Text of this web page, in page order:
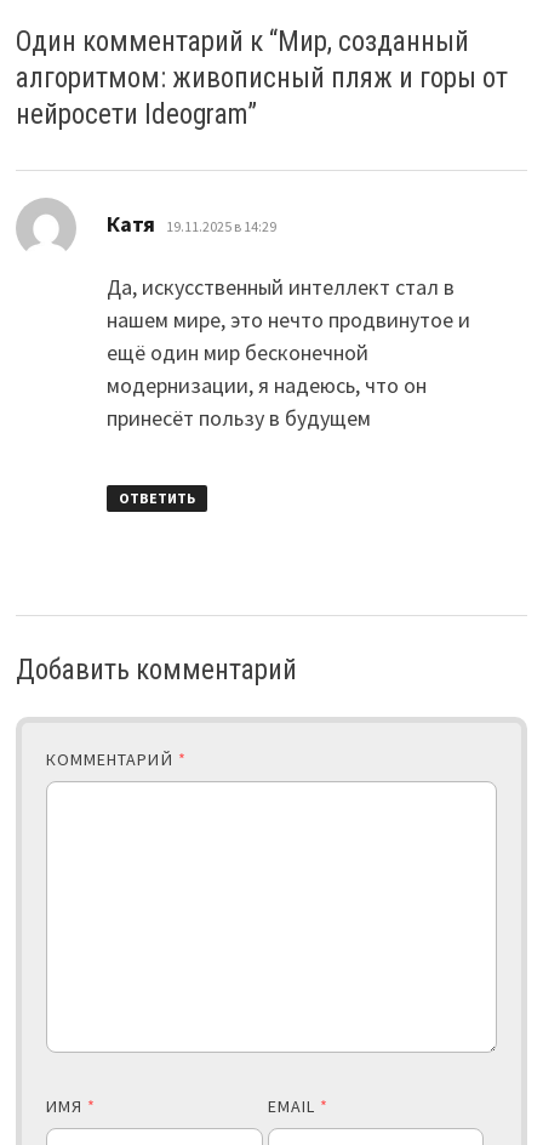
Один комментарий к “Мир, созданный
алгоритмом: живописный пляж и горы от
нейросети Ideogram”
Катя 19.11.2025 в 14:29
Да, искусственный интеллект стал в
нашем мире, это нечто продвинутое и
ещё один мир бесконечной
модернизации, я надеюсь, что он
принесёт пользу в будущем
ОТВЕТИТЬ
Добавить комментарий
КОММЕНТАРИЙ *
ИМЯ * EMAIL *